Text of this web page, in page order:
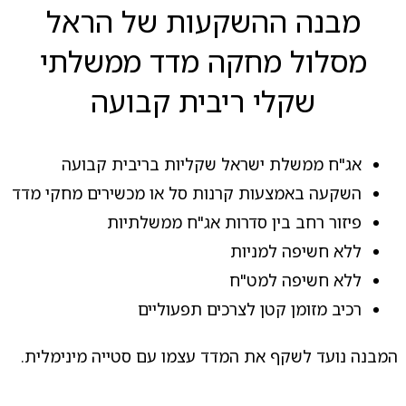
מבנה ההשקעות של הראל
מסלול מחקה מדד ממשלתי
שקלי ריבית קבועה
אג"ח ממשלת ישראל שקליות בריבית קבועה
השקעה באמצעות קרנות סל או מכשירים מחקי מדד
פיזור רחב בין סדרות אג"ח ממשלתיות
ללא חשיפה למניות
ללא חשיפה למט"ח
רכיב מזומן קטן לצרכים תפעוליים
המבנה נועד לשקף את המדד עצמו עם סטייה מינימלית.